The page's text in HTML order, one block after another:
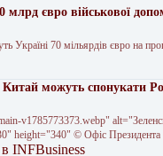
євро військової
70 мільярдів євро на
можуть спонукати
v1785773373.webp"
height="340" © Офіс
INFBusiness